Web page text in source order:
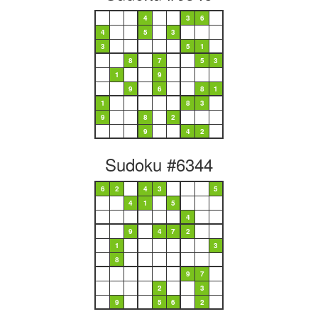
4 3
6
4
5
3
3
5
1
8
7 5
3
1
9
9
6 8
1
1
8
3
9
8
2
9
4 2
Sudoku #6344
6 2 4 3
5
4
1
5
4
9
4 7
2
1
3
8
9
7
2
3
9
5 6 2